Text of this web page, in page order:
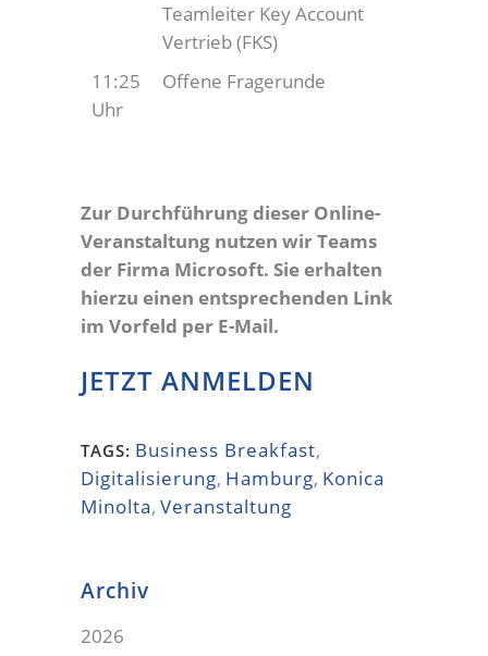
Teamleiter Key Account
Vertrieb (FKS)
11:25
Uhr
Offene Fragerunde
Zur Durchführung dieser Online-
Veranstaltung nutzen wir Teams
der Firma Microsoft. Sie erhalten
hierzu einen entsprechenden Link
im Vorfeld per E-Mail.
JETZT ANMELDEN
TAGS: Business Breakfast,
Digitalisierung, Hamburg, Konica
Minolta, Veranstaltung
Archiv
2026